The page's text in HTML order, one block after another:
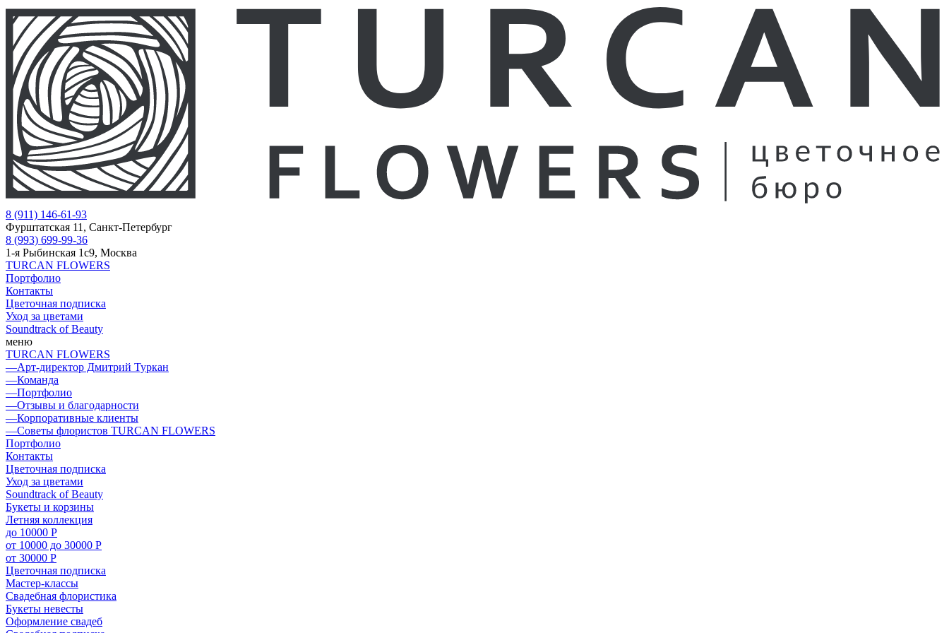
8 (911) 146-61-93
Фурштатская 11, Санкт-Петербург
8 (993) 699-99-36
1-я Рыбинская 1с9, Москва
TURCAN FLOWERS
Портфолио
Контакты
Цветочная подписка
Уход за цветами
Soundtrack of Beauty
меню
TURCAN FLOWERS
—Арт-директор Дмитрий Туркан
—Команда
—Портфолио
—Отзывы и благодарности
—Корпоративные клиенты
—Советы флористов TURСAN FLOWERS
Портфолио
Контакты
Цветочная подписка
Уход за цветами
Soundtrack of Beauty
Букеты и корзины
Летняя коллекция
до 10000 Р
от 10000 до 30000 Р
от 30000 Р
Цветочная подписка
Мастер-классы
Свадебная флористика
Букеты невесты
Оформление свадеб